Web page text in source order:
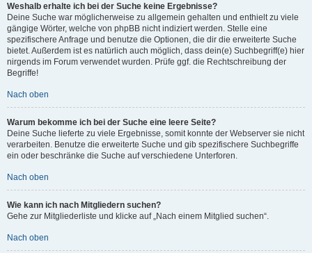
Weshalb erhalte ich bei der Suche keine Ergebnisse?
Deine Suche war möglicherweise zu allgemein gehalten und enthielt zu viele
gängige Wörter, welche von phpBB nicht indiziert werden. Stelle eine
spezifischere Anfrage und benutze die Optionen, die dir die erweiterte Suche
bietet. Außerdem ist es natürlich auch möglich, dass dein(e) Suchbegriff(e) hier
nirgends im Forum verwendet wurden. Prüfe ggf. die Rechtschreibung der
Begriffe!
Nach oben
Warum bekomme ich bei der Suche eine leere Seite?
Deine Suche lieferte zu viele Ergebnisse, somit konnte der Webserver sie nicht
verarbeiten. Benutze die erweiterte Suche und gib spezifischere Suchbegriffe
ein oder beschränke die Suche auf verschiedene Unterforen.
Nach oben
Wie kann ich nach Mitgliedern suchen?
Gehe zur Mitgliederliste und klicke auf „Nach einem Mitglied suchen“.
Nach oben